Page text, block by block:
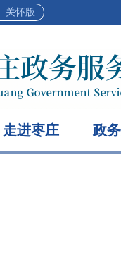
关怀版
走进枣庄 政